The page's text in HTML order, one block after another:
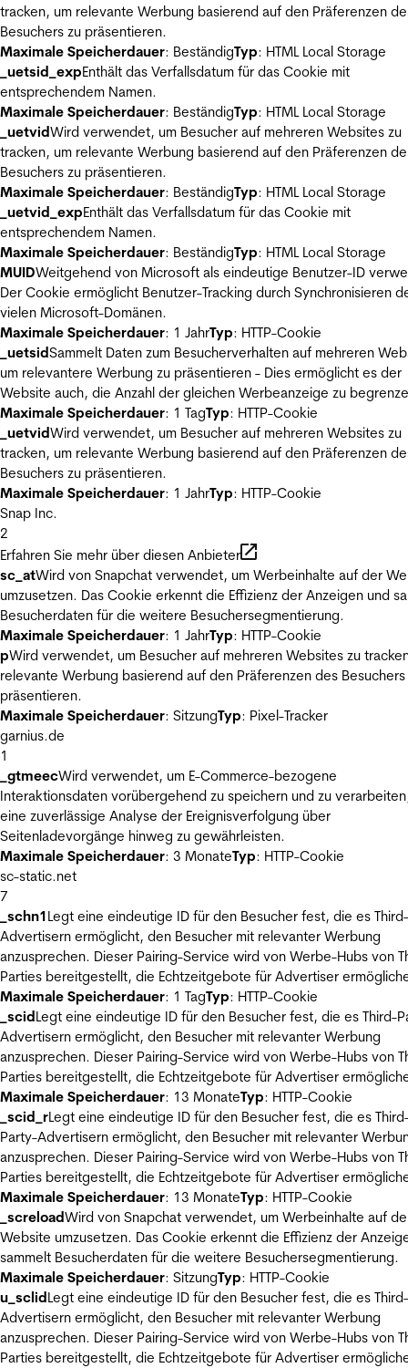
tracken, um relevante Werbung basierend auf den Präferenzen
Besuchers zu präsentieren.
Maximale Speicherdauer: BeständigTyp: HTML Local Storage
_uetsid_expEnthält das Verfallsdatum für das Cookie mit
entsprechendem Namen.
Maximale Speicherdauer: BeständigTyp: HTML Local Storage
_uetvidWird verwendet, um Besucher auf mehreren Websites zu
tracken, um relevante Werbung basierend auf den Präferenzen
Besuchers zu präsentieren.
Maximale Speicherdauer: BeständigTyp: HTML Local Storage
_uetvid_expEnthält das Verfallsdatum für das Cookie mit
entsprechendem Namen.
Maximale Speicherdauer: BeständigTyp: HTML Local Storage
MUIDWeitgehend von Microsoft als eindeutige Benutzer-ID
Der Cookie ermöglicht Benutzer-Tracking durch Synchronisieren
vielen Microsoft-Domänen.
Maximale Speicherdauer: 1 JahrTyp: HTTP-Cookie
_uetsidSammelt Daten zum Besucherverhalten auf mehreren
um relevantere Werbung zu präsentieren - Dies ermöglicht es der
Website auch, die Anzahl der gleichen Werbeanzeige zu
Maximale Speicherdauer: 1 TagTyp: HTTP-Cookie
_uetvidWird verwendet, um Besucher auf mehreren Websites zu
tracken, um relevante Werbung basierend auf den Präferenzen
Besuchers zu präsentieren.
Maximale Speicherdauer: 1 JahrTyp: HTTP-Cookie
Snap Inc.
2
Erfahren Sie mehr über diesen Anbieter
sc_atWird von Snapchat verwendet, um Werbeinhalte auf der
umzusetzen. Das Cookie erkennt die Effizienz der Anzeigen und
Besucherdaten für die weitere Besuchersegmentierung.
Maximale Speicherdauer: 1 JahrTyp: HTTP-Cookie
pWird verwendet, um Besucher auf mehreren Websites zu
relevante Werbung basierend auf den Präferenzen des Besuchers
präsentieren.
Maximale Speicherdauer: SitzungTyp: Pixel-Tracker
garnius.de
1
_gtmeecWird verwendet, um E-Commerce-bezogene
Interaktionsdaten vorübergehend zu speichern und zu
eine zuverlässige Analyse der Ereignisverfolgung über
Seitenladevorgänge hinweg zu gewährleisten.
Maximale Speicherdauer: 3 MonateTyp: HTTP-Cookie
sc-static.net
7
_schn1Legt eine eindeutige ID für den Besucher fest, die es
Advertisern ermöglicht, den Besucher mit relevanter Werbung
anzusprechen. Dieser Pairing-Service wird von Werbe-Hubs von
Parties bereitgestellt, die Echtzeitgebote für Advertiser
Maximale Speicherdauer: 1 TagTyp: HTTP-Cookie
_scidLegt eine eindeutige ID für den Besucher fest, die es Third-
Advertisern ermöglicht, den Besucher mit relevanter Werbung
anzusprechen. Dieser Pairing-Service wird von Werbe-Hubs von
Parties bereitgestellt, die Echtzeitgebote für Advertiser
Maximale Speicherdauer: 13 MonateTyp: HTTP-Cookie
_scid_rLegt eine eindeutige ID für den Besucher fest, die es
Party-Advertisern ermöglicht, den Besucher mit relevanter
anzusprechen. Dieser Pairing-Service wird von Werbe-Hubs von
Parties bereitgestellt, die Echtzeitgebote für Advertiser
Maximale Speicherdauer: 13 MonateTyp: HTTP-Cookie
_screloadWird von Snapchat verwendet, um Werbeinhalte auf
Website umzusetzen. Das Cookie erkennt die Effizienz der
sammelt Besucherdaten für die weitere Besuchersegmentierung.
Maximale Speicherdauer: SitzungTyp: HTTP-Cookie
u_sclidLegt eine eindeutige ID für den Besucher fest, die es
Advertisern ermöglicht, den Besucher mit relevanter Werbung
anzusprechen. Dieser Pairing-Service wird von Werbe-Hubs von
Parties bereitgestellt, die Echtzeitgebote für Advertiser